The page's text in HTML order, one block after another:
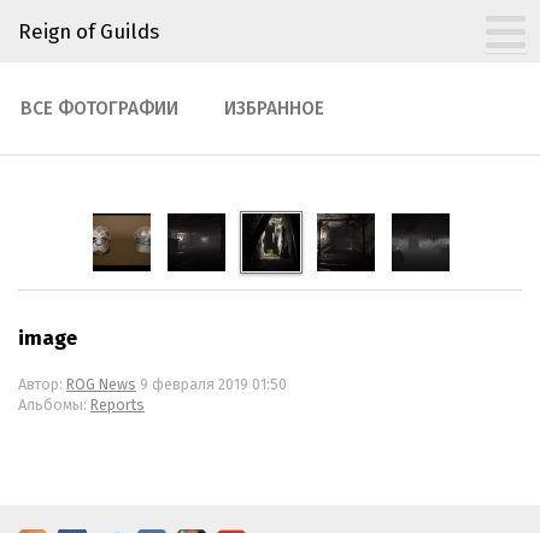
Reign of Guilds
ВСЕ ФОТОГРАФИИ ИЗБРАННОЕ
image
Автор: ROG News 9 февраля 2019 01:50
Альбомы: Reports